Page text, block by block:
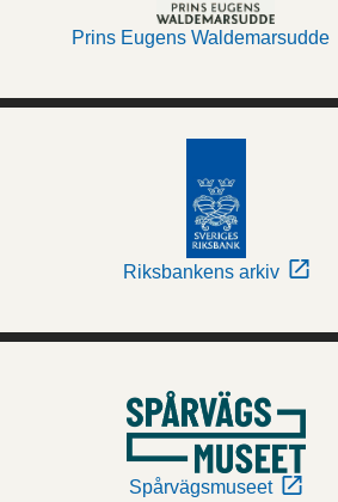
Prins Eugens Waldemarsudde
Riksbankens arkiv
Spårvägsmuseet